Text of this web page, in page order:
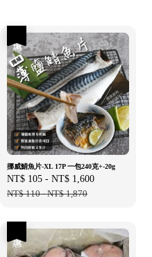
挪威鯖魚片-XL 17P 一包240克+-20g
Sale
price
NT$ 105 - NT$ 1,600
NT$ 110-NT$ 1,870